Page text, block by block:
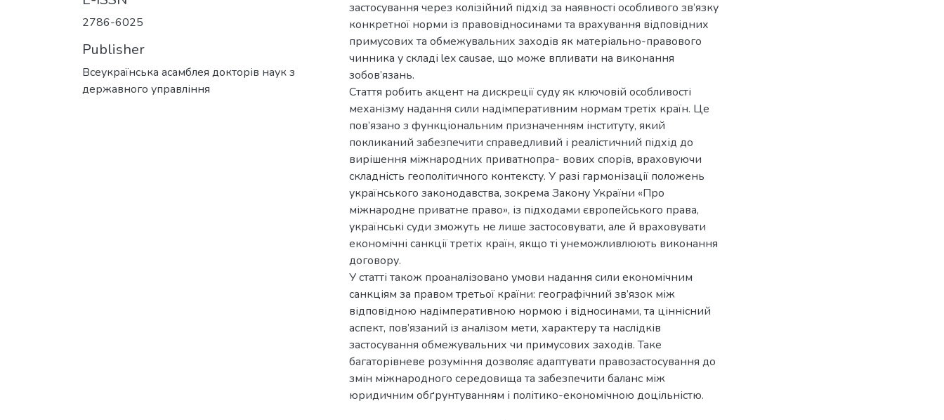
2786-6025
Publisher
Всеукраїнська асамблея докторів наук з
державного управління
застосування через колізійний підхід за наявності особливого зв’язку
конкретної норми із правовідносинами та врахування відповідних
примусових та обмежувальних заходів як матеріально-правового
чинника у складі lex causae, що може впливати на виконання
зобов’язань.
Стаття робить акцент на дискреції суду як ключовій особливості
механізму надання сили надімперативним нормам третіх країн. Це
пов’язано з функціональним призначенням інституту, який
покликаний забезпечити справедливий і реалістичний підхід до
вирішення міжнародних приватнопра- вових спорів, враховуючи
складність геополітичного контексту. У разі гармонізації положень
українського законодавства, зокрема Закону України «Про
міжнародне приватне право», із підходами європейського права,
українські суди зможуть не лише застосовувати, але й враховувати
економічні санкції третіх країн, якщо ті унеможливлюють виконання
договору.
У статті також проаналізовано умови надання сили економічним
санкціям за правом третьої країни: географічний зв’язок між
відповідною надімперативною нормою і відносинами, та ціннісний
аспект, пов’язаний із аналізом мети, характеру та наслідків
застосування обмежувальних чи примусових заходів. Таке
багаторівневе розуміння дозволяє адаптувати правозастосування до
змін міжнародного середовища та забезпечити баланс між